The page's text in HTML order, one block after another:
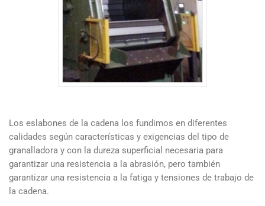
Los eslabones de la cadena los fundimos en diferentes
calidades según características y exigencias del tipo de
granalladora y con la dureza superficial necesaria para
garantizar una resistencia a la abrasión, pero también
garantizar una resistencia a la fatiga y tensiones de trabajo de
la cadena.